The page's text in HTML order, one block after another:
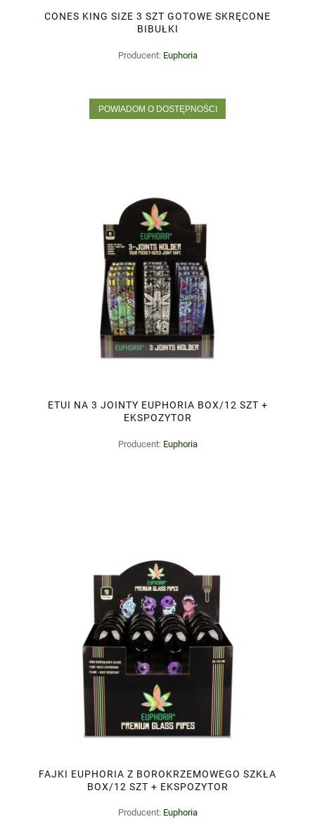
CONES KING SIZE 3 SZT GOTOWE SKRĘCONE
BIBUŁKI
Producent: Euphoria
POWIADOM O DOSTĘPNOŚCI
ETUI NA 3 JOINTY EUPHORIA BOX/12 SZT +
EKSPOZYTOR
Producent: Euphoria
FAJKI EUPHORIA Z BOROKRZEMOWEGO SZKŁA
BOX/12 SZT + EKSPOZYTOR
Producent: Euphoria